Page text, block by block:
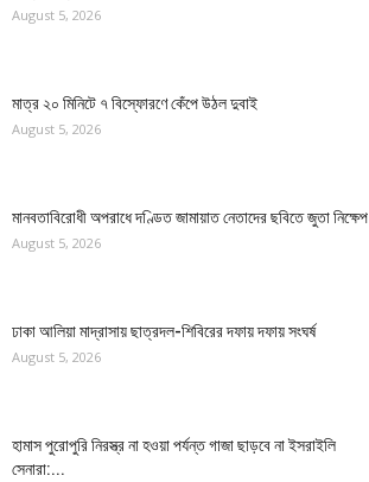
August 5, 2026
মাত্র ২০ মিনিটে ৭ বিস্ফোরণে কেঁপে উঠল দুবাই
August 5, 2026
মানবতাবিরোধী অপরাধে দণ্ডিত জামায়াত নেতাদের ছবিতে জুতা নিক্ষেপ
August 5, 2026
ঢাকা আলিয়া মাদ্রাসায় ছাত্রদল-শিবিরের দফায় দফায় সংঘর্ষ
August 5, 2026
হামাস পুরোপুরি নিরস্ত্র না হওয়া পর্যন্ত গাজা ছাড়বে না ইসরাইলি
সেনারা:...